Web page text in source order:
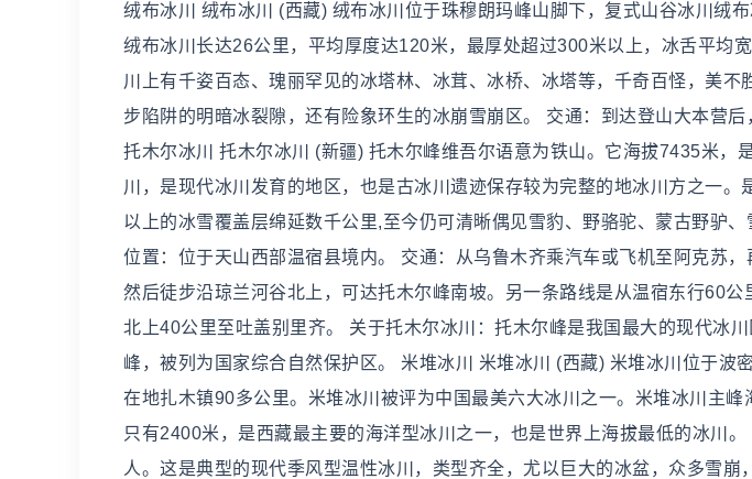
绒布冰川 绒布冰川 (西藏) 绒布冰川位于珠穆朗玛峰山脚下，复式山谷冰川绒
绒布冰川长达26公里，平均厚度达120米，最厚处超过300米以上，冰舌平均
川上有千姿百态、瑰丽罕见的冰塔林、冰茸、冰桥、冰塔等，千奇百怪，美不
步陷阱的明暗冰裂隙，还有险象环生的冰崩雪崩区。 交通：到达登山大本营后
托木尔冰川 托木尔冰川 (新疆) 托木尔峰维吾尔语意为铁山。它海拔7435米，
川，是现代冰川发育的地区，也是古冰川遗迹保存较为完整的地冰川方之一。
以上的冰雪覆盖层绵延数千公里,至今仍可清晰偶见雪豹、野骆驼、蒙古野驴、
位置：位于天山西部温宿县境内。 交通：从乌鲁木齐乘汽车或飞机至阿克苏，
然后徒步沿琼兰河谷北上，可达托木尔峰南坡。另一条路线是从温宿东行60
北上40公里至吐盖别里齐。 关于托木尔冰川：托木尔峰是我国最大的现代冰
峰，被列为国家综合自然保护区。 米堆冰川 米堆冰川 (西藏) 米堆冰川位于波
在地扎木镇90多公里。米堆冰川被评为中国最美六大冰川之一。米堆冰川主
只有2400米，是西藏最主要的海洋型冰川之一，也是世界上海拔最低的冰川
人。这是典型的现代季风型温性冰川，类型齐全，尤以巨大的冰盆，众多雪